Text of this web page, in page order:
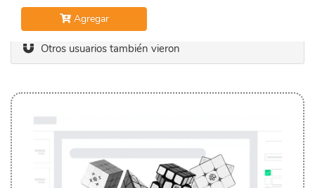
Agregar
Otros usuarios también vieron